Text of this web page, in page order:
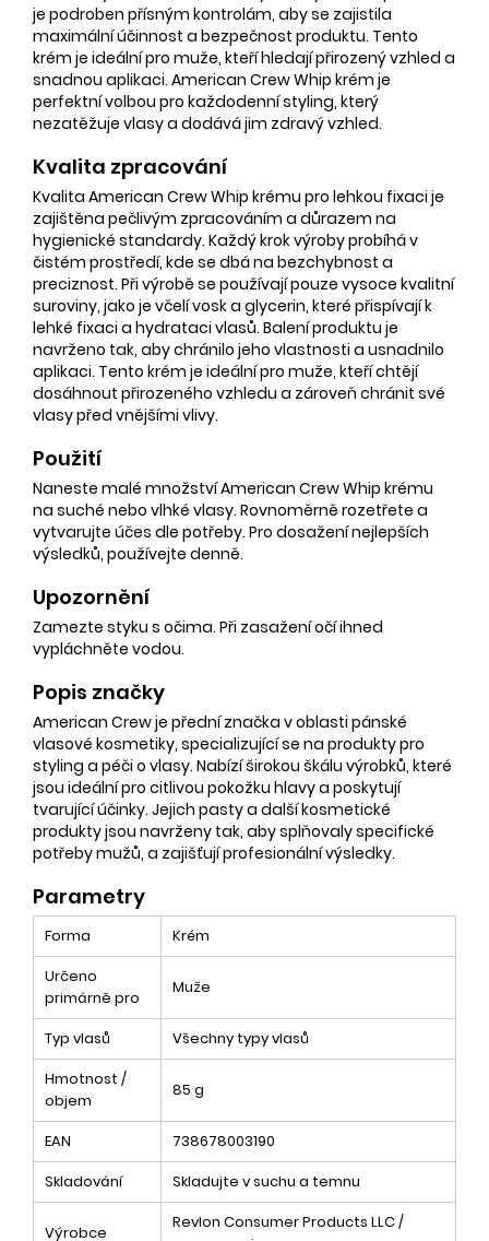
je podroben přísným kontrolám, aby se zajistila
maximální účinnost a bezpečnost produktu. Tento
krém je ideální pro muže, kteří hledají přirozený vzhled a
snadnou aplikaci. American Crew Whip krém je
perfektní volbou pro každodenní styling, který
nezatěžuje vlasy a dodává jim zdravý vzhled.
Kvalita zpracování
Kvalita American Crew Whip krému pro lehkou fixaci je
zajištěna pečlivým zpracováním a důrazem na
hygienické standardy. Každý krok výroby probíhá v
čistém prostředí, kde se dbá na bezchybnost a
preciznost. Při výrobě se používají pouze vysoce kvalitní
suroviny, jako je včelí vosk a glycerin, které přispívají k
lehké fixaci a hydrataci vlasů. Balení produktu je
navrženo tak, aby chránilo jeho vlastnosti a usnadnilo
aplikaci. Tento krém je ideální pro muže, kteří chtějí
dosáhnout přirozeného vzhledu a zároveň chránit své
vlasy před vnějšími vlivy.
Použití
Naneste malé množství American Crew Whip krému
na suché nebo vlhké vlasy. Rovnoměrně rozetřete a
vytvarujte účes dle potřeby. Pro dosažení nejlepších
výsledků, používejte denně.
Upozornění
Zamezte styku s očima. Při zasažení očí ihned
vypláchněte vodou.
Popis značky
American Crew je přední značka v oblasti pánské
vlasové kosmetiky, specializující se na produkty pro
styling a péči o vlasy. Nabízí širokou škálu výrobků, které
jsou ideální pro citlivou pokožku hlavy a poskytují
tvarující účinky. Jejich pasty a další kosmetické
produkty jsou navrženy tak, aby splňovaly specifické
potřeby mužů, a zajišťují profesionální výsledky.
Parametry
Forma
Krém
Určeno
primárně pro
Muže
Typ vlasů
Všechny typy vlasů
Hmotnost /
objem
85 g
EAN
738678003190
Skladování
Skladujte v suchu a temnu
Výrobce
Revlon Consumer Products LLC /